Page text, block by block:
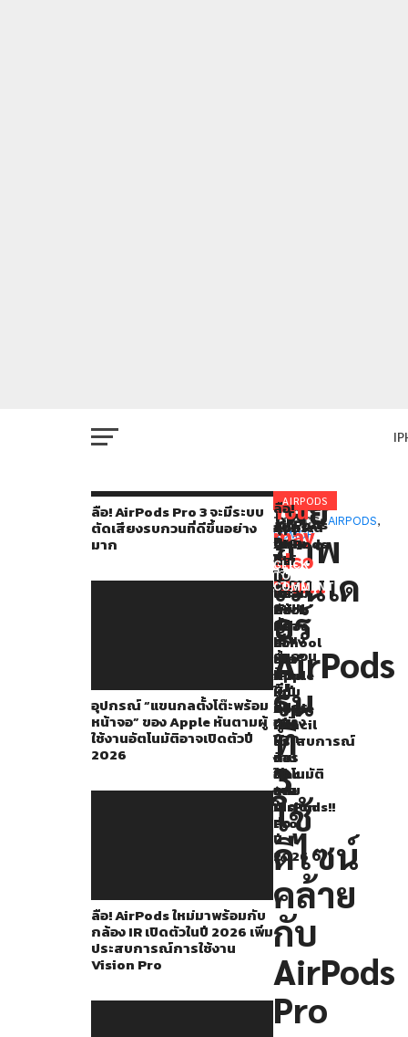
ลือ! AirPods Pro 3 จะมีระบบ
ตัดเสียงรบกวนที่ดีขึ้นอย่าง
มาก
อุปกรณ์ “แขนกลตั้งโต๊ะพร้อม
หน้าจอ” ของ Apple หันตามผู้
ใช้งานอัตโนมัติอาจเปิดตัวปี
2026
ลือ! AirPods ใหม่มาพร้อมกับ
กล้อง IR เปิดตัวในปี 2026 เพิ่ม
ประสบการณ์การใช้งาน
Vision Pro
AIRPODS
เผย
ภาพ
เรนเด
อร์
AirPods
รุ่น
ที่
3
ใช้
ดีไซน์
คล้าย
กับ
AirPods
Pro
Gizmochina
เผย
ภาพ
เรนเด
อร์
ของ
AirPods
รุ่น
ที่
3
ที่
มี
การ
ปรับ
เปลี่ยน
ดีไซน์
ใหม่
ที่
ดู
สอดคล้อง
You
may
also
like...
ลือ!
AirPods
Pro
3
จะ
มี
ระบบ
ตัด
เสียง
รบกวน
ที่
ดี
ขึ้น
อย่าง
มาก
อุปกรณ์
“แขน
กล
ตั้ง
โต๊ะ
พร้อม
หน้า
จอ”
ของ
Apple
หัน
ตาม
ผู้
ใช้
งาน
อัตโนมัติ
อาจ
เปิด
ตัว
ปี
2026
ลือ!
AirPods
ใหม่
มา
พร้อม
กับ
กล้อง
IR
เปิด
ตัว
ในปี
2026
เพิ่ม
ประสบการณ์
การ
ใช้
งาน
Vision
Pro
Apple
จัด
โปร
โม
ชั่น
Back
to
School
ซื้อ
iPad
แถม
Apple
Pencil
–
ซื้อ
Mac
แถม
AirPods!!
RELATED
TOPICS: AIRPODS,
RUMOR
CLICK
TO
COMMENT